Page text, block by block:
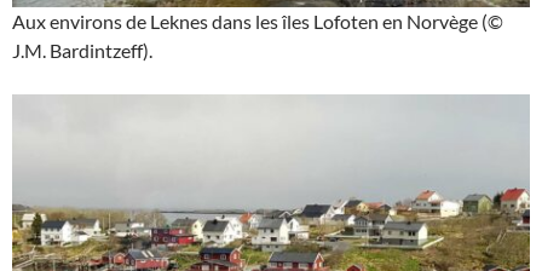
Aux environs de Leknes dans les îles Lofoten en Norvège (©
J.M. Bardintzeff).